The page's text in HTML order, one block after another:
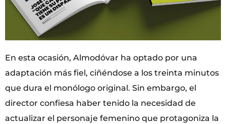
En esta ocasión, Almodóvar ha optado por una
adaptación más fiel, ciñéndose a los treinta minutos
que dura el monólogo original. Sin embargo, el
director confiesa haber tenido la necesidad de
actualizar el personaje femenino que protagoniza la